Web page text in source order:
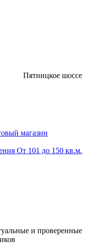
Пятницкое шоссе
магазин
От 101 до 150 кв.м.
и проверенные